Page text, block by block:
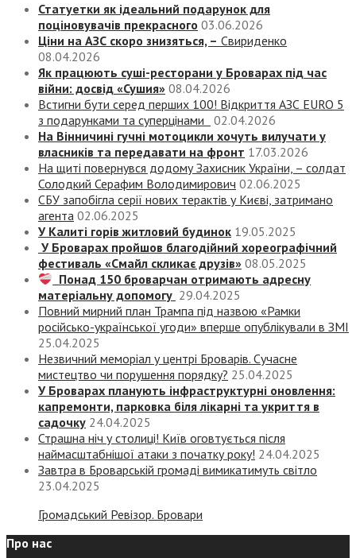
Статуетки як ідеальний подарунок для
поціновувачів прекрасного 03.06.2026
Ціни на АЗС скоро знизяться, – Свириденко
08.04.2026
Як працюють суші-ресторани у Броварах під час
війни: досвід «Сушия» 08.04.2026
Встигни бути серед перших 100! Відкриття АЗС EURO 5
з подарунками та суперцінами
02.04.2026
На Вінничині гучні мотоцикли хочуть вилучати у
власників та передавати на фронт 17.03.2026
На щиті повернувся додому Захисник України, – солдат
Солодкий Серафим Володимирович 02.06.2025
СБУ запобігла серії нових терактів у Києві, затримано
агента 02.06.2025
У Калиті горів житловий будинок 19.05.2025
У Броварах пройшов благодійний хореографічний
фестиваль «Смайл скликає друзів» 08.05.2025
Понад 150 броварчан отримають адресну
матеріальну допомогу 29.04.2025
Повний мирний план Трампа під назвою «‎Рамки
російсько-української угоди» вперше опублікували в ЗМІ
25.04.2025
Незвичний меморіал у центрі Броварів. Сучасне
мистецтво чи порушення порядку? 25.04.2025
У Броварах планують інфраструктурні оновлення:
капремонти, парковка біля лікарні та укриття в
садочку 24.04.2025
Страшна ніч у столиці! Київ оговтується після
наймасштабнішої атаки з початку року! 24.04.2025
Завтра в Броварській громаді вимикатимуть світло
23.04.2025
Громадський Ревізор. Бровари
Про нас